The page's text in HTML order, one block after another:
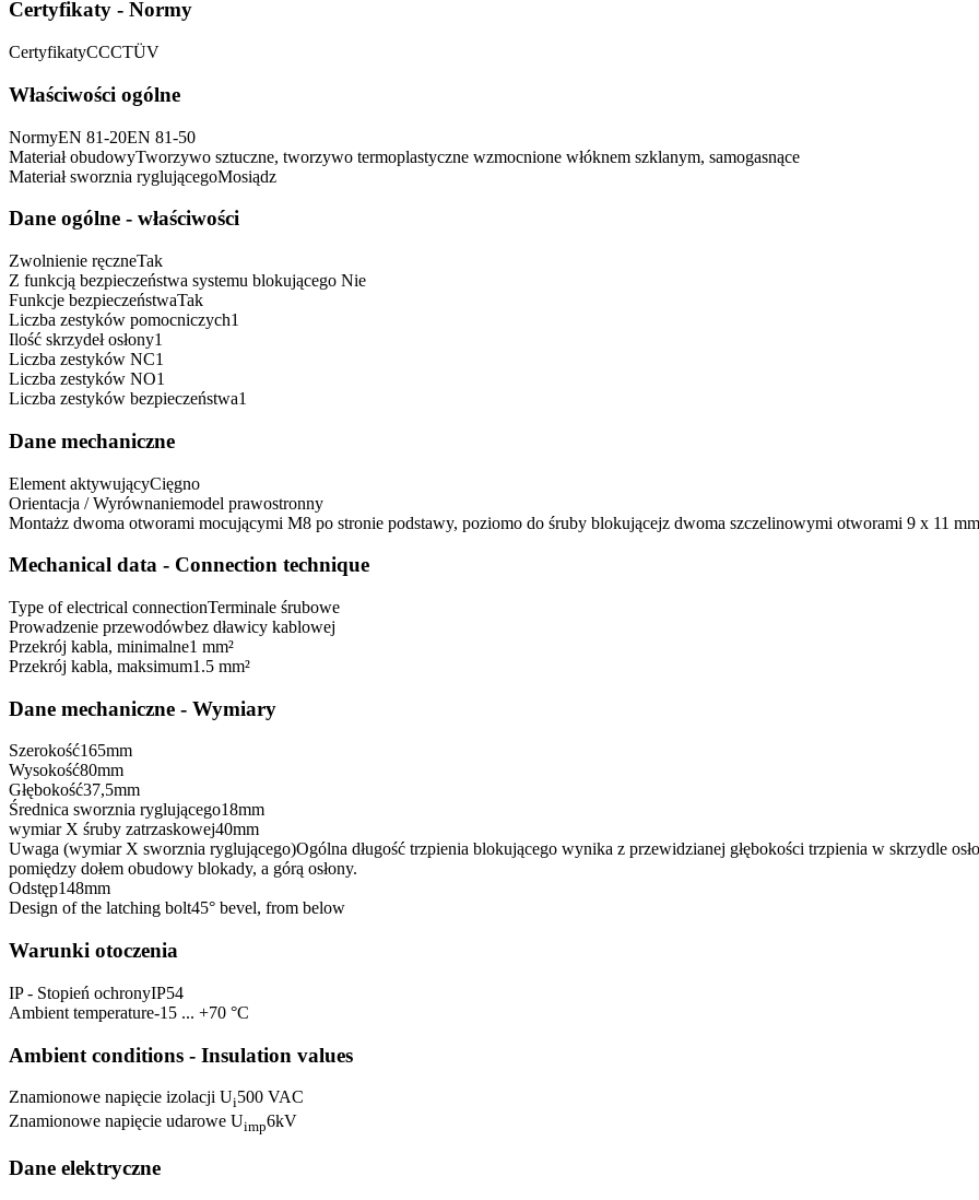
Certyfikaty - Normy
CertyfikatyCCCTÜV
Właściwości ogólne
NormyEN 81-20EN 81-50
Materiał obudowyTworzywo sztuczne, tworzywo​​ termoplastyczne​​ wzmocnione​​ włóknem​​ szklanym,​ samogasnące​
Materiał sworznia ryglującegoMosiądz
Dane ogólne - właściwości
Zwolnienie ręczneTak
Z funkcją bezpieczeństwa systemu blokującego Nie
Funkcje bezpieczeństwaTak
Liczba zestyków pomocniczych1
Ilość skrzydeł osłony1
Liczba zestyków NC1
Liczba zestyków NO1
Liczba zestyków bezpieczeństwa1
Dane mechaniczne
Element aktywującyCięgno
Orientacja / Wyrównaniemodel prawostronny
Montażz dwoma otworami mocującymi M8 po stronie podstawy, poziomo do śruby blokującejz dwoma szczelinowymi otworami 9 x 11
Mechanical data - Connection technique
Type of electrical connectionTerminale śrubowe
Prowadzenie przewodówbez dławicy kablowej
Przekrój kabla, minimalne1 mm²
Przekrój kabla, maksimum1.5 mm²
Dane mechaniczne - Wymiary
Szerokość165mm
Wysokość80mm
Głębokość37,5mm
Średnica sworznia ryglującego18mm
wymiar X śruby zatrzaskowej40mm
Uwaga (wymiar X sworznia ryglującego)Ogólna długość trzpienia blokującego wynika z przewidzianej głębokości trzpienia w skrzydle
pomiędzy dołem obudowy blokady, a górą osłony.
Odstęp148mm
Design of the latching bolt45° bevel, from below
Warunki otoczenia
IP - Stopień ochronyIP54
Ambient temperature-15 ... +70 °C
Ambient conditions - Insulation values
Znamionowe napięcie izolacji Ui500 VAC
Znamionowe napięcie udarowe Uimp6kV
Dane elektryczne